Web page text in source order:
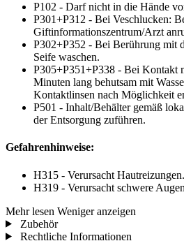
P102 - Darf nicht in die Hände
P301+P312 - Bei Veschlucken:
Giftinformationszentrum/Arzt
P302+P352 - Bei Berührung mit
Seife waschen.
P305+P351+P338 - Bei Kontakt
Minuten lang behutsam mit
Kontaktlinsen nach Möglichkeit
P501 - Inhalt/Behälter gemäß
der Entsorgung zuführen.
Gefahrenhinweise:
H315 - Verursacht Hautreizungen.
H319 - Verursacht schwere
Mehr lesen Weniger anzeigen
Zubehör
Rechtliche Informationen